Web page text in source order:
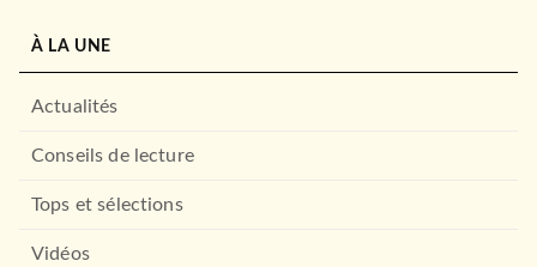
À LA UNE
Actualités
Conseils de lecture
Tops et sélections
Vidéos